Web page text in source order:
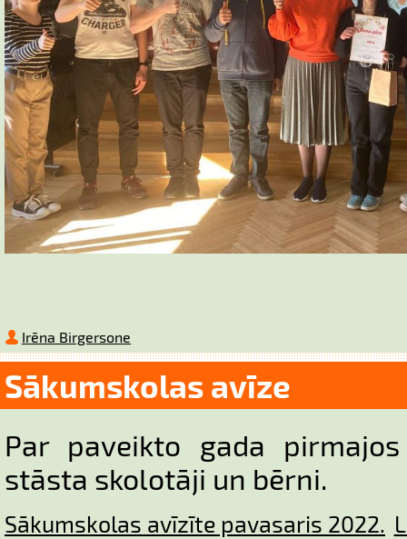
Irēna Birgersone
Sākumskolas avīze
Par paveikto gada
stāsta skolotāji un bērni.
Sākumskolas avīzīte pavasaris 2022.